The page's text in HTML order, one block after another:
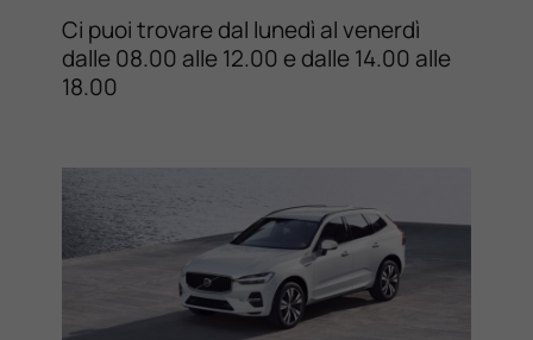
Ci puoi trovare dal lunedì al venerdì
dalle 08.00 alle 12.00 e dalle 14.00 alle
18.00